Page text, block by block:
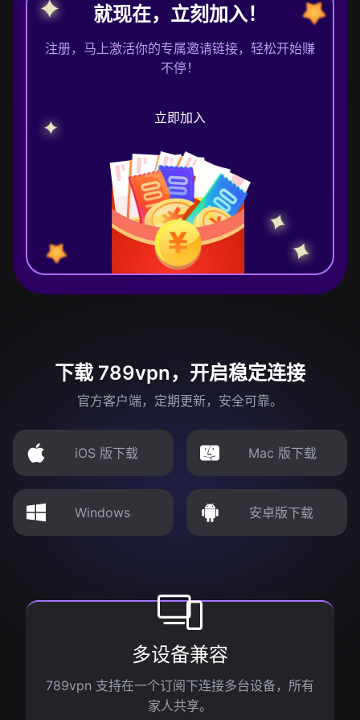
就现在，立刻加入！
注册，马上激活你的专属邀请链接，轻松开始赚
不停！
立即加入
下载 789vpn，开启稳定连接
官方客户端，定期更新，安全可靠。
iOS 版下载 Mac 版下载
Windows 安卓版下载
多设备兼容
789vpn 支持在一个订阅下连接多台设备，所有
家人共享。